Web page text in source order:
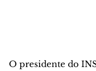
O presidente do